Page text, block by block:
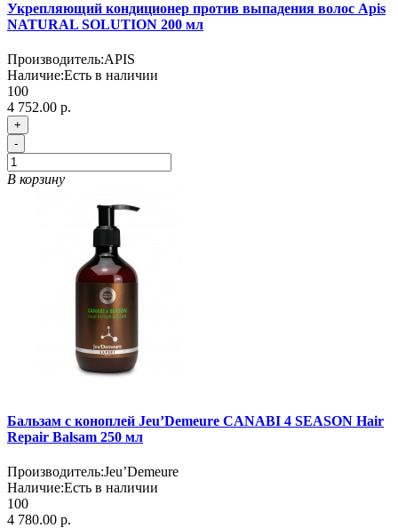
Укрепляющий кондиционер против выпадения волос Apis
NATURAL SOLUTION 200 мл
Производитель:APIS
Наличие:Есть в наличии
100
4 752.00 р.
+
-
В корзину
Бальзам с коноплей Jeu’Demeure CANABI 4 SEASON Hair
Repair Balsam 250 мл
Производитель:Jeu’Demeure
Наличие:Есть в наличии
100
4 780.00 р.